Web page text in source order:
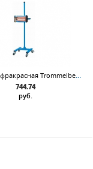
744.74
руб.